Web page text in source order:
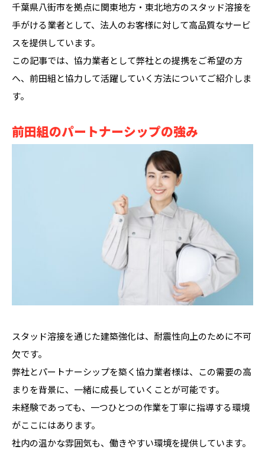
千葉県八街市を拠点に関東地方・東北地方のスタッド溶接を
手がける業者として、法人のお客様に対して高品質なサービ
スを提供しています。
この記事では、協力業者として弊社との提携をご希望の方
へ、前田組と協力して活躍していく方法についてご紹介しま
す。
前田組のパートナーシップの強み
スタッド溶接を通じた建築強化は、耐震性向上のために不可
欠です。
弊社とパートナーシップを築く協力業者様は、この需要の高
まりを背景に、一緒に成長していくことが可能です。
未経験であっても、一つひとつの作業を丁寧に指導する環境
がここにはあります。
社内の温かな雰囲気も、働きやすい環境を提供しています。